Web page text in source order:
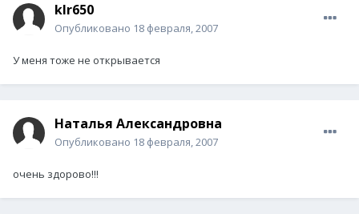
klr650
Опубликовано 18 февраля, 2007
У меня тоже не открывается
Наталья Александровна
Опубликовано 18 февраля, 2007
очень здорово!!!